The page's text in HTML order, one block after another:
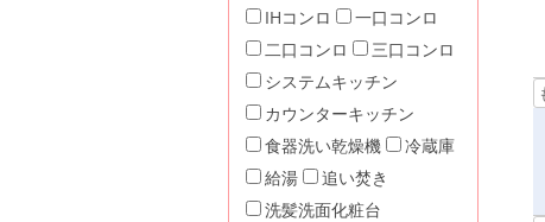
IHコンロ
一口コンロ
二口コンロ
三口コンロ
システムキッチン
カウンターキッチン
食器洗い乾燥機
冷蔵庫
給湯
追い焚き
洗髪洗面化粧台